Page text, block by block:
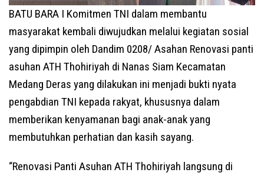
BATU BARA I Komitmen TNI dalam membantu
masyarakat kembali diwujudkan melalui kegiatan sosial
yang dipimpin oleh Dandim 0208/ Asahan Renovasi panti
asuhan ATH Thohiriyah di Nanas Siam Kecamatan
Medang Deras yang dilakukan ini menjadi bukti nyata
pengabdian TNI kepada rakyat, khususnya dalam
memberikan kenyamanan bagi anak-anak yang
membutuhkan perhatian dan kasih sayang.
“Renovasi Panti Asuhan ATH Thohiriyah langsung di